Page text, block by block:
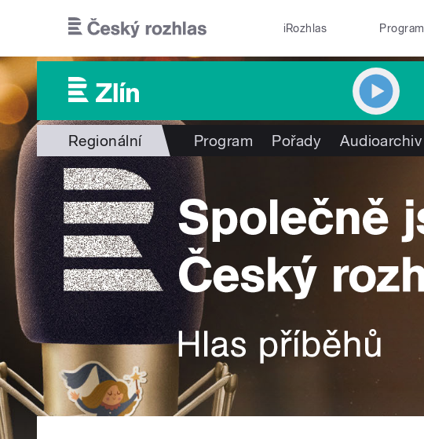
iRozhlas Program
Regionální Program Pořady Audioarchiv